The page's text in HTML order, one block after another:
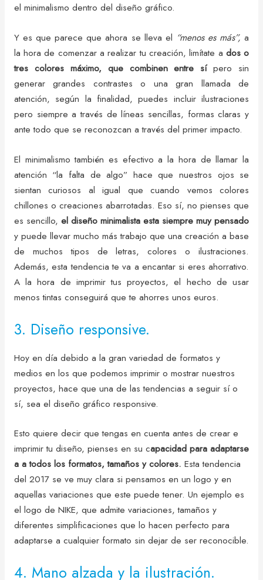
el minimalismo dentro del diseño gráfico.
Y es que parece que ahora se lleva el “menos es más”, a
la hora de comenzar a realizar tu creación, limítate a dos o
tres colores máximo, que combinen entre sípero sin
generar grandes contrastes o una gran llamada de
atención, según la finalidad, puedes incluir ilustraciones
pero siempre a través de líneas sencillas, formas claras y
ante todo que se reconozcan a través del primer impacto.
El minimalismo también es efectivo a la hora de llamar la
atención “la falta de algo” hace que nuestros ojos se
sientan curiosos al igual que cuando vemos colores
chillones o creaciones abarrotadas. Eso sí, no pienses que
es sencillo, el diseño minimalista esta siempre muy pensado
y puede llevar mucho más trabajo que una creación a base
de muchos tipos de letras, colores o ilustraciones.
Además, esta tendencia te va a encantar si eres ahorrativo.
A la hora de imprimir tus proyectos, el hecho de usar
menos tintas conseguirá que te ahorres unos euros.
3. Diseño responsive.
Hoy en día debido a la gran variedad de formatos y
medios en los que podemos imprimir o mostrar nuestros
proyectos, hace que una de las tendencias a seguir sí o
sí, sea el diseño gráfico responsive.
Esto quiere decir que tengas en cuenta antes de crear e
imprimir tu diseño, pienses en su capacidad para adaptarse
a a todos los formatos, tamaños y colores. Esta tendencia
del 2017 se ve muy clara si pensamos en un logo y en
aquellas variaciones que este puede tener. Un ejemplo es
el logo de NIKE, que admite variaciones, tamaños y
diferentes simplificaciones que lo hacen perfecto para
adaptarse a cualquier formato sin dejar de ser reconocible.
4. Mano alzada y la ilustración.